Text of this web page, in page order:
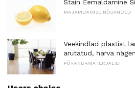
Stain Eemaldamine
MAJAPIDAMISE NÕUANDED
Veekindlad plastist
arutatud, harva
PÕRANDAMATERJALID